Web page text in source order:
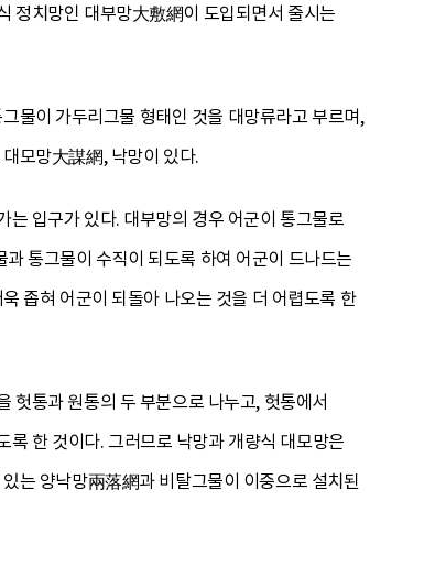
정치망인 대부망大敷網이 도입되면서 줄시는
물이 가두리그물 형태인 것을 대망류라고 부르며,
모망大謀網, 낙망이 있다.
입구가 있다. 대부망의 경우 어군이 통그물로
통그물이 수직이 되도록 하여 어군이 드나드는
좁혀 어군이 되돌아 나오는 것을 더 어렵도록 한
헛통과 원통의 두 부분으로 나누고, 헛통에서
한 것이다. 그러므로 낙망과 개량식 대모망은
는 양낙망兩落網과 비탈그물이 이중으로 설치된